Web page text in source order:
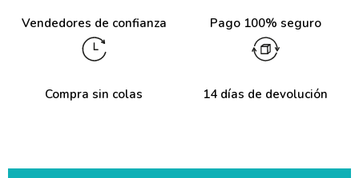
Vendedores de confianza Pago 100% seguro
Compra sin colas 14 días de devolución